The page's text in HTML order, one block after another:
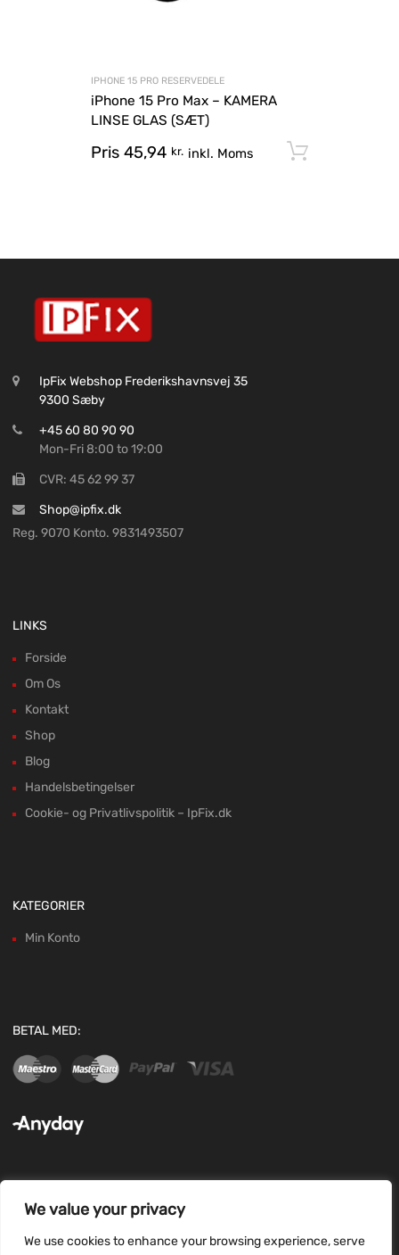
We value your privacy
We use cookies to enhance your browsing experience, serve
IPHONE 15 PRO RESERVEDELE
iPhone 15 Pro Max – KAMERA
LINSE GLAS (SÆT)
Pris 45,94 kr. inkl. Moms
IpFix Webshop Frederikshavnsvej 35
9300 Sæby
+45 60 80 90 90
Mon-Fri 8:00 to 19:00
CVR: 45 62 99 37
Shop@ipfix.dk
Reg. 9070 Konto. 9831493507
LINKS
Forside
Om Os
Kontakt
Shop
Blog
Handelsbetingelser
Cookie- og Privatlivspolitik – IpFix.dk
KATEGORIER
Min Konto
BETAL MED:
FØLG OS: